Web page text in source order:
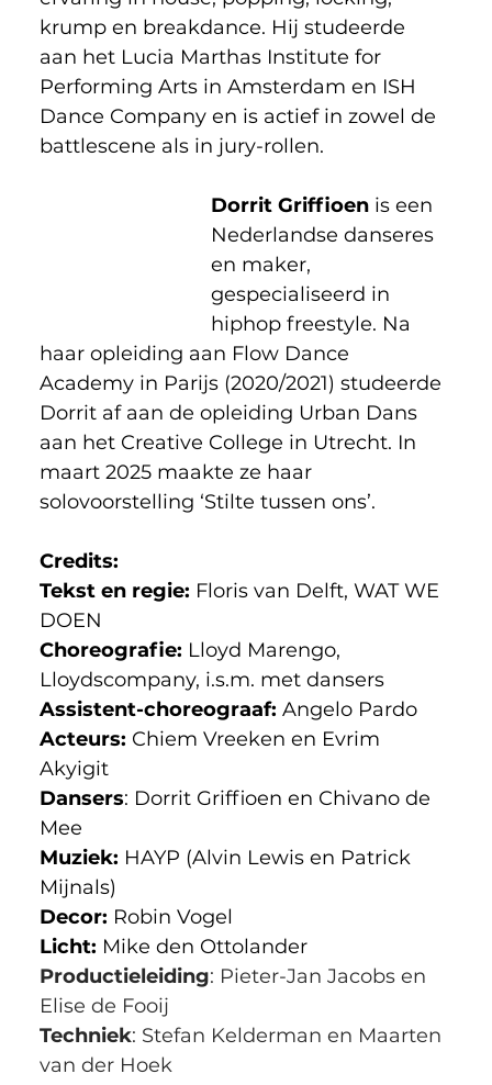
krump en breakdance. Hij studeerde
aan het Lucia Marthas Institute for
Performing Arts in Amsterdam en ISH
Dance Company en is actief in zowel de
battle­scene als in jury-rollen.
Dorrit Griffioen is een
Nederlandse danseres
en maker,
gespecialiseerd in
hiphop freestyle. Na
haar opleiding aan Flow Dance
Academy in Parijs (2020/2021) studeerde
Dorrit af aan de opleiding Urban Dans
aan het Creative College in Utrecht. In
maart 2025 maakte ze haar
solovoorstelling ‘Stilte tussen ons’.
Credits:
Tekst en regie: Floris van Delft, WAT WE
DOEN
Choreografie: Lloyd Marengo,
Lloydscompany, i.s.m. met dansers
Assistent-choreograaf: Angelo Pardo
Acteurs: Chiem Vreeken en Evrim
Akyigit
Dansers: Dorrit Griffioen en Chivano de
Mee
Muziek: HAYP (Alvin Lewis en Patrick
Mijnals)
Decor: Robin Vogel
Licht: Mike den Ottolander
Productieleiding: Pieter-Jan Jacobs en
Elise de Fooij
Techniek: Stefan Kelderman en Maarten
van der Hoek